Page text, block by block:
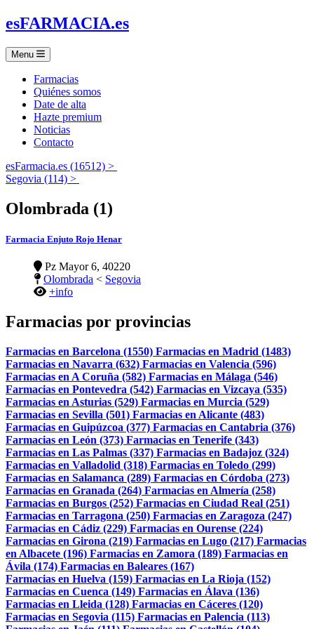
esFARMACIA.es
Menu
Farmacias
Quiénes somos
Date de alta
Hazte premium
Noticias
Contacto
esFarmacia.es (16512) >
Segovia (114) >
Olombrada (1)
Farmacia Enjuto Rojo Henar
Pz Mayor 6, 40220
Olombrada < Segovia
+info
Farmacias por provincias
Farmacias en Barcelona (1550) Farmacias en Madrid (1483)
Farmacias en Navarra (632) Farmacias en Valencia (596)
Farmacias en A Coruña (582) Farmacias en Málaga (546)
Farmacias en Pontevedra (542) Farmacias en Vizcaya (535)
Farmacias en Asturias (529) Farmacias en Murcia (529)
Farmacias en Sevilla (501) Farmacias en Alicante (483)
Farmacias en Guipúzcoa (377) Farmacias en Cantabria (376)
Farmacias en León (373) Farmacias en Tenerife (343)
Farmacias en Las Palmas (337) Farmacias en Badajoz (324)
Farmacias en Valladolid (318) Farmacias en Toledo (299)
Farmacias en Salamanca (289) Farmacias en Córdoba (273)
Farmacias en Granada (264) Farmacias en Almería (258)
Farmacias en Burgos (252) Farmacias en Ciudad Real (251)
Farmacias en Tarragona (250) Farmacias en Zaragoza (247)
Farmacias en Cádiz (229) Farmacias en Ourense (224)
Farmacias en Girona (219) Farmacias en Lugo (217) Farmacias
en Albacete (196) Farmacias en Zamora (189) Farmacias en
Ávila (174) Farmacias en Baleares (167)
Farmacias en Huelva (159) Farmacias en La Rioja (152)
Farmacias en Cuenca (149) Farmacias en Álava (136)
Farmacias en Lleida (128) Farmacias en Cáceres (120)
Farmacias en Segovia (115) Farmacias en Palencia (113)